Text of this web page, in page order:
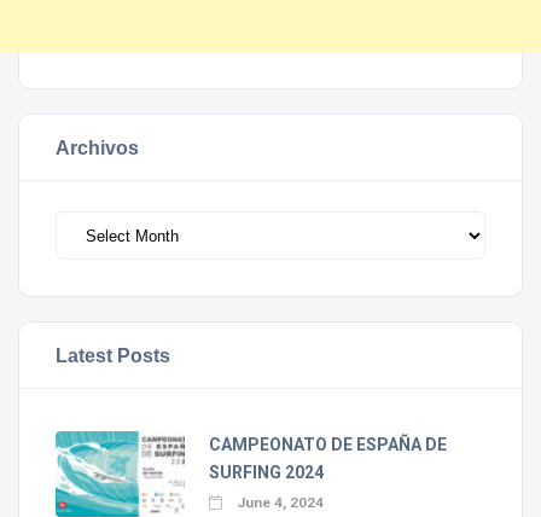
Archivos
Latest Posts
CAMPEONATO DE ESPAÑA DE
SURFING 2024
June 4, 2024